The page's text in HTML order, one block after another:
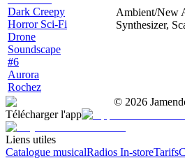
Dark Creepy
Horror Sci-Fi
Drone
Soundscape
#6
Aurora
Rochez
Ambient/New
Synthesizer,
© 2026
Télécharger l'app
Liens utiles
Catalogue musicalRadios In-storeTarifs